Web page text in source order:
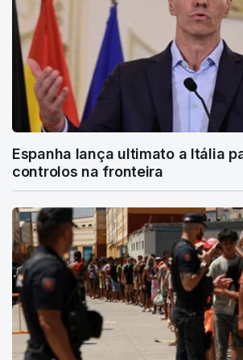
Espanha lança ultimato a Itália
controlos na fronteira